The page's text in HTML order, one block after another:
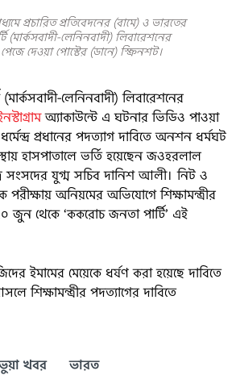
প্রচারিত প্রতিবেদনের (বামে) ও ভারতের
(মার্কসবাদী-লেনিনবাদী) লিবারেশনের
দেওয়া পোস্টের (ডানে) স্ক্রিনশট।
লেনিনবাদী) লিবারেশনের
অ্যাকাউন্টে এ ঘটনার ভিডিও পাওয়া
প্রধানের পদত্যাগ দাবিতে অনশন ধর্মঘট
হাসপাতালে ভর্তি হয়েছেন জওহরলাল
সংসদের যুগ্ম সচিব দানিশ আলী। নিট ও
পরীক্ষায় অনিয়মের অভিযোগে শিক্ষামন্ত্রীর
জুন থেকে ‘ককরোচ জনতা পার্টি’ এই
ইমামের মেয়েকে ধর্ষণ করা হয়েছে দাবিতে
শিক্ষামন্ত্রীর পদত্যাগের দাবিতে
খবর
ভারত